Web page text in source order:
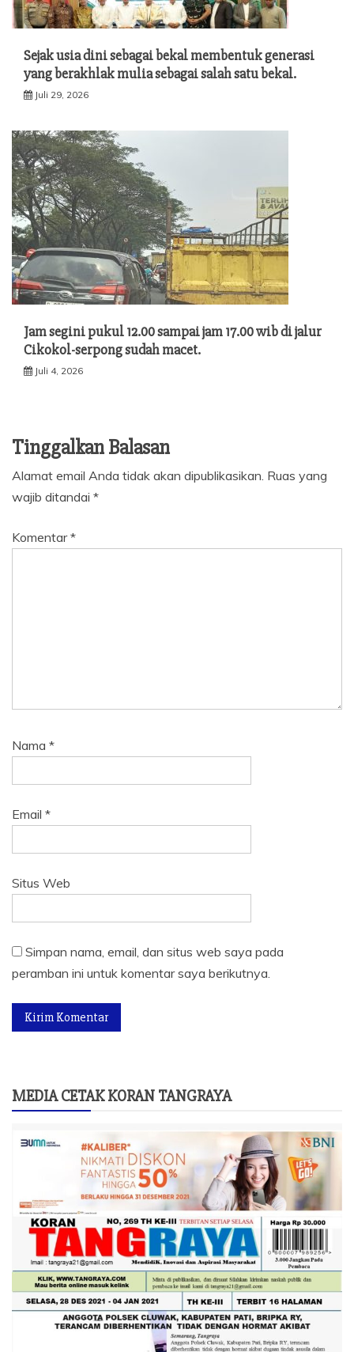
Sejak usia dini sebagai bekal membentuk generasi
yang berakhlak mulia sebagai salah satu bekal.
Juli 29, 2026
Jam segini pukul 12.00 sampai jam 17.00 wib di jalur
Cikokol-serpong sudah macet.
Juli 4, 2026
Tinggalkan Balasan
Alamat email Anda tidak akan dipublikasikan. Ruas yang
wajib ditandai *
Komentar*
Nama *
Email *
Situs Web
Simpan nama, email, dan situs web saya pada
peramban ini untuk komentar saya berikutnya.
MEDIA CETAK KORAN TANGRAYA